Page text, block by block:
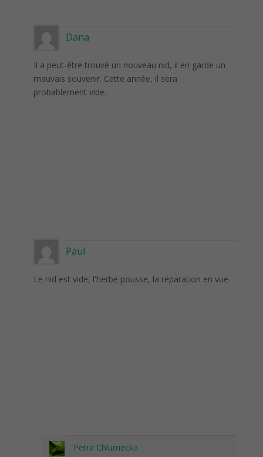
Dana
Il a peut-être trouvé un nouveau nid, il en garde un
mauvais souvenir. Cette année, il sera
probablement vide.
Paul
Le nid est vide, l'herbe pousse, la réparation en vue
Petra Chlumecka